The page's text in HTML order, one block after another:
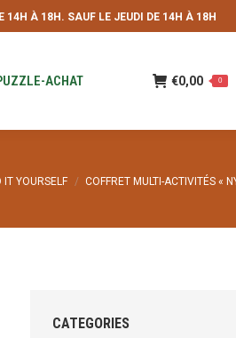
14H À 18H. SAUF LE JEUDI DE 14H À 18H
ACHAT €0,00 0
IT YOURSELF COFFRET MULTI-ACTIVITÉS «
CATEGORIES
: